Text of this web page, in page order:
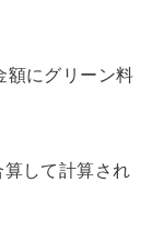
額にグリーン料
して計算され